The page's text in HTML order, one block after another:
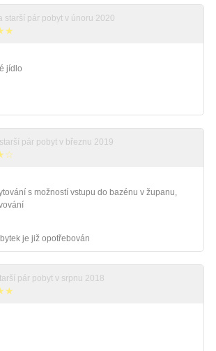
starší pár pobyt v únoru 2020
jídlo
pár pobyt v březnu 2019
s možností vstupu do bazénu v županu,
je již opotřebován
pár pobyt v srpnu 2018